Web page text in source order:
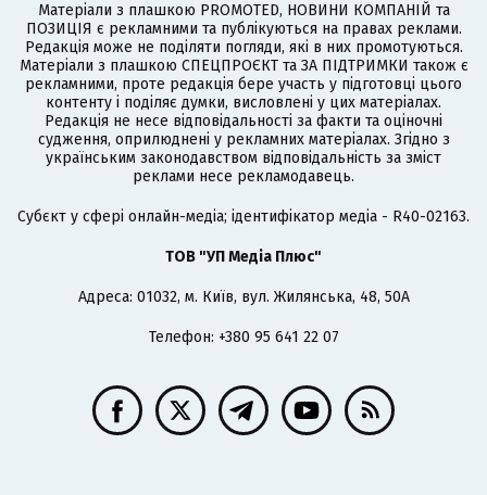
Матеріали з плашкою PROMOTED, НОВИНИ КОМПАНІЙ та
ПОЗИЦІЯ є рекламними та публікуються на правах реклами.
Редакція може не поділяти погляди, які в них промотуються.
Матеріали з плашкою СПЕЦПРОЄКТ та ЗА ПІДТРИМКИ також є
рекламними, проте редакція бере участь у підготовці цього
контенту і поділяє думки, висловлені у цих матеріалах.
Редакція не несе відповідальності за факти та оціночні
судження, оприлюднені у рекламних матеріалах. Згідно з
українським законодавством відповідальність за зміст
реклами несе рекламодавець.
Cубєкт у сфері онлайн-медіа; ідентифікатор медіа - R40-02163.
ТОВ "УП Медіа Плюс"
Адреса: 01032, м. Київ, вул. Жилянська, 48, 50А
Телефон: +380 95 641 22 07